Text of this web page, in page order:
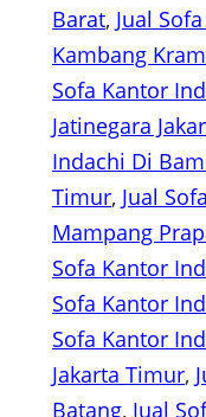
Barat, Jual
Kambang
Sofa Kantor
Jatinegara
Indachi Di
Timur, Jual
Mampang
Sofa Kantor
Sofa Kantor
Sofa Kantor
Jakarta Timur,
Batang, Jual